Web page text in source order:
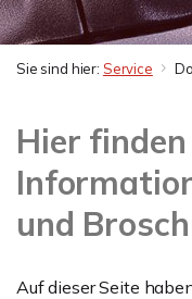
Sie sind hier: Service
Hier finden
und
Auf dieser Seite